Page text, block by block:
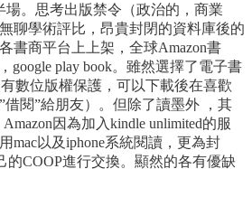
。思考出版禁令（政治的，商業
聊學術評比，昂貴封閉的資料庫後的
書商平台上上架，全球Amazon書
google play book。雖然選擇了電子書
數位版權保護，可以下載後在喜歡
借閱”給朋友）。但除了讀墨外 ，其
因為加入kindle unlimited的服
mac以及iphone系統閱讀，更為封
的COOP進行交換。顯然的各有優缺